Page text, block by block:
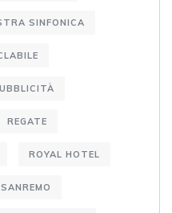
SINFONICA
REGATE
ROYAL HOTEL
SANREMO